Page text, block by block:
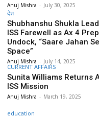
Anuj Mishra - July 30, 2025
देश
Shubhanshu Shukla
ISS Farewell as Ax 4
Undock, “Saare Jahan
Space”
Anuj Mishra - July 14, 2025
CURRENT AFFAIRS
Sunita Williams Returns
ISS Mission
Anuj Mishra - March 19, 2025
education